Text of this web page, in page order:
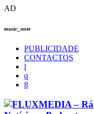
AD
music_note
PUBLICIDADE
CONTACTOS